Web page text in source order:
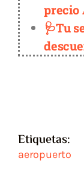
precio
🩺Tu
Etiquetas:
aeropuerto